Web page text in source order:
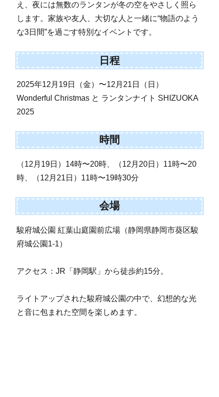
え、夜には無数のランタンが冬の空をやさしく照ら
します。家族や友人、大切な人と一緒に“物語のよう
な3日間”を過ごす特別なイベントです。
日程
2025年12月19日（金）〜12月21日（日）
Wonderful Christmas と ランタンナイト SHIZUOKA
2025
時間
（12月19日）14時〜20時、（12月20日）11時〜20
時、（12月21日）11時〜19時30分
会場
駿府城公園 紅葉山庭園前広場（静岡県静岡市葵区駿
府城公園1-1）
アクセス：JR「静岡駅」から徒歩約15分。
ライトアップされた駿府城公園の中で、幻想的な光
と音に包まれた空間を楽しめます。